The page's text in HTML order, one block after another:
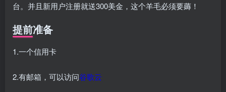
台。并且新用户注册就送300美金，这个羊毛必须要薅！
提前准备
1.一个信用卡
2.有邮箱，可以访问谷歌云